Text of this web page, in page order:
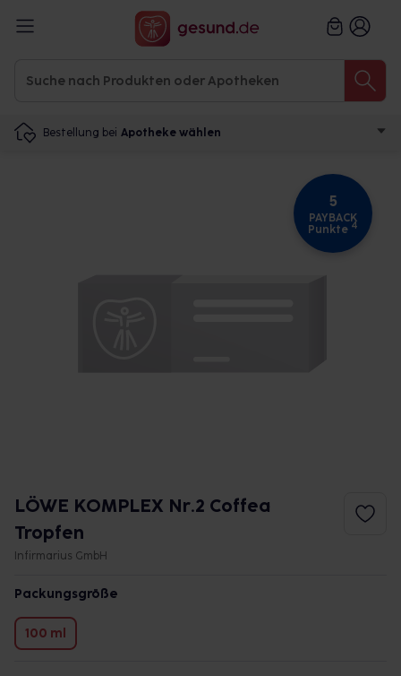
Bestellung bei Apotheke wählen
5
PAYBACK
Punkte 4
LÖWE KOMPLEX Nr.2 Coffea
Tropfen
Infirmarius GmbH
Packungsgröße
100 ml